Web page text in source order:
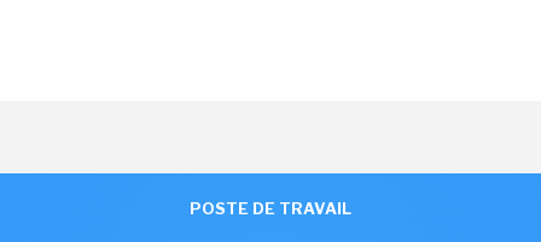
POSTE DE TRAVAIL